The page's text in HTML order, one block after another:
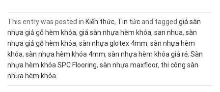
This entry was posted in Kiến thức, Tin tứcand tagged giá sàn
nhựa giả gỗ hèm khóa, giá sàn nhựa hèm khóa, san nhua, sàn
nhựa giả gỗ hèm khóa, sàn nhựa glotex 4mm, sàn nhựa hèm
khóa, sàn nhựa hèm khóa 4mm, sàn nhựa hèm khóa giá rẻ, Sàn
nhựa hèm khóa SPC Flooring, sàn nhựa maxfloor, thi công sàn
nhựa hèm khóa